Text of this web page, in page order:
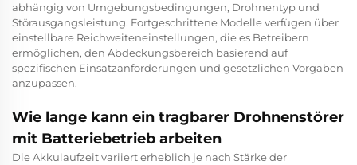
abhängig von Umgebungsbedingungen, Drohnentyp und
Störausgangsleistung. Fortgeschrittene Modelle verfügen über
einstellbare Reichweiteneinstellungen, die es Betreibern
ermöglichen, den Abdeckungsbereich basierend auf
spezifischen Einsatzanforderungen und gesetzlichen Vorgaben
anzupassen.
Wie lange kann ein tragbarer Drohnenstörer
mit Batteriebetrieb arbeiten
Die Akkulaufzeit variiert erheblich je nach Stärke der